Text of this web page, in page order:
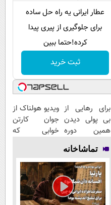
عطار ایرانی یه راه حل ساده
برای جلوگیری از پیری پیدا
کرده!حتما ببین
ثبت خرید
برای رهایی از
بی پولی دیدن
همین دوره
رایگان کافیه!
(شمارتو وارد
کن)
ویدیو هولناک از
جوان کارتن
خوابی که
تماشاخانه